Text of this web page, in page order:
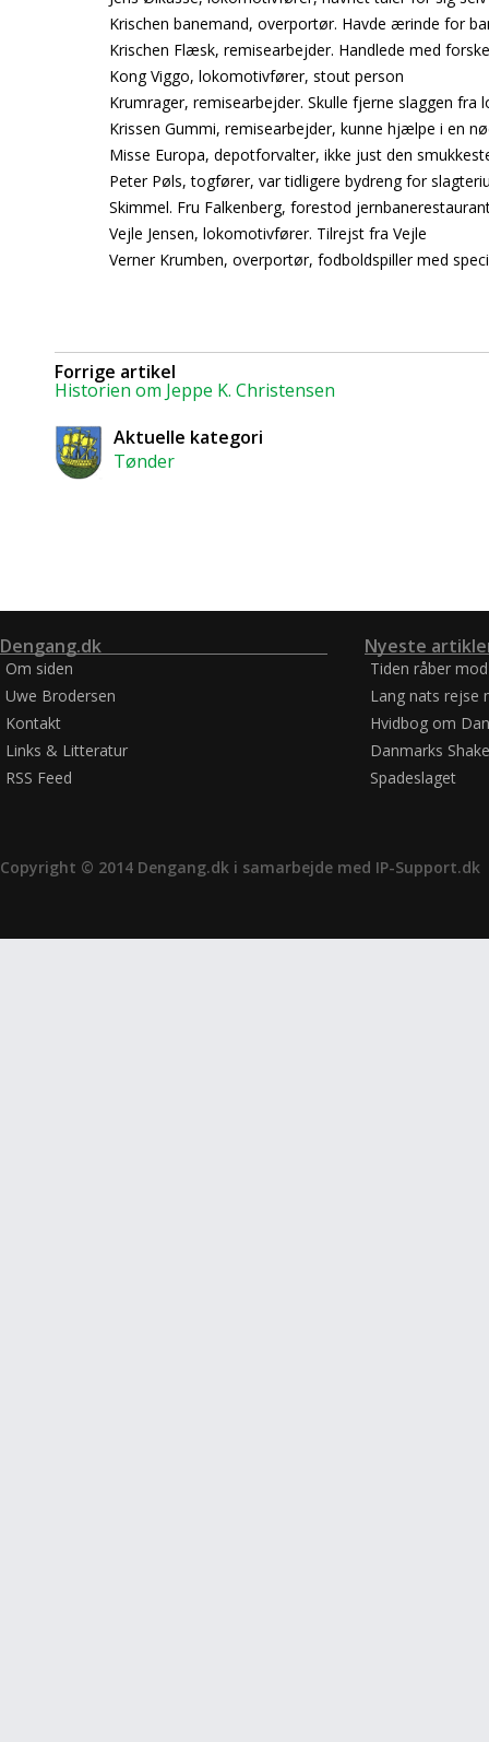
Krischen banemand, overportør. Havde ærinde for
Krischen Flæsk, remisearbejder. Handlede med
Kong Viggo, lokomotivfører, stout person
Krumrager, remisearbejder. Skulle fjerne slaggen
Krissen Gummi, remisearbejder, kunne hjælpe i en
Misse Europa, depotforvalter, ikke just den
Peter Pøls, togfører, var tidligere bydreng for
Skimmel. Fru Falkenberg, forestod
Vejle Jensen, lokomotivfører. Tilrejst fra Vejle
Verner Krumben, overportør, fodboldspiller med
Forrige artikel
Historien om Jeppe K. Christensen
Aktuelle kategori
Tønder
Dengang.dk
Om siden
Uwe Brodersen
Kontakt
Links & Litteratur
RSS Feed
Nyeste
Tiden råber
Lang nats rejse
Hvidbog om
Danmarks
Spadeslaget
Copyright © 2014 Dengang.dk i samarbejde med IP-Support.dk